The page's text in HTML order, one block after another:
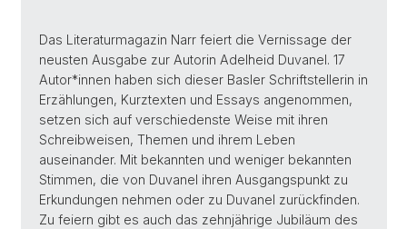
Das Literaturmagazin Narr feiert die Vernissage der
neusten Ausgabe zur Autorin Adelheid Duvanel. 17
Autor*innen haben sich dieser Basler Schriftstellerin in
Erzählungen, Kurztexten und Essays angenommen,
setzen sich auf verschiedenste Weise mit ihren
Schreibweisen, Themen und ihrem Leben
auseinander. Mit bekannten und weniger bekannten
Stimmen, die von Duvanel ihren Ausgangspunkt zu
Erkundungen nehmen oder zu Duvanel zurückfinden.
Zu feiern gibt es auch das zehnjährige Jubiläum des